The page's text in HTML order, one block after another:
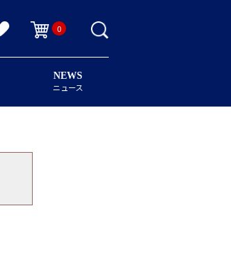
0
NEWS
ニュース